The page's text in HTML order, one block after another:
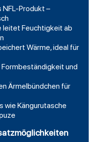
Produkt –
leitet Feuchtigkeit ab
Wärme, ideal für
und
Ärmelbündchen für
wie Kängurutasche